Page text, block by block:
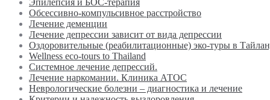
Эпилепсия и БОС-терапия
Обсессивно-компульсивное расстройство
Лечение деменции
Лечение депрессии зависит от вида депрессии
Оздоровительные (реабилитационные) эко-туры в
Wellness eco-tours to Thailand
Системное лечение депрессий.
Лечение наркомании. Клиника АТОС
Неврологические болезни – диагностика и лечение